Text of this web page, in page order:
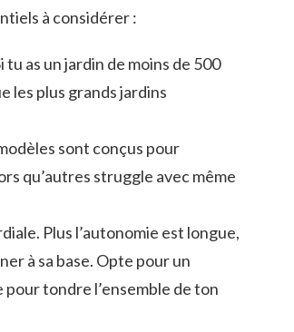
à considérer :
as un jardin de moins de 500
les plus grands jardins
sont conçus pour
qu’autres struggle avec même
Plus l’autonomie est longue,
à sa base. Opte pour un
tondre l’ensemble de ton